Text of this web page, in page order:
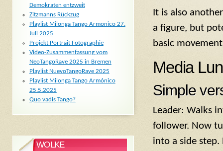
It is also
a figure, but
basic
Media
Simple
Leader: Walks
follower. Now
into a side
Demokraten entzweit
Zitzmanns Rückzug
Playlist Milonga Tango Armonico 27.
Juli 2025
Projekt Portrait Fotographie
Video-Zusammenfassung vom
NeoTangoRave 2025 in Bremen
Playlist NuevoTangoRave 2025
Playlist Milonga Tango Armónico
25.5.2025
Quo vadis Tango?
WOLKE